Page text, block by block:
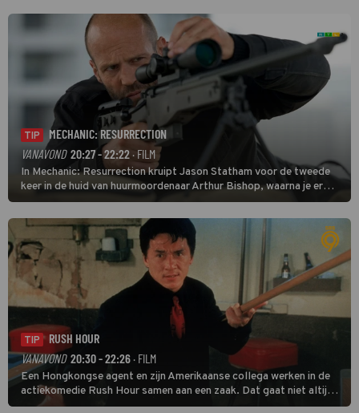
TIP
MECHANIC: RESURRECTION
VANAVOND 20:27 - 22:22· FILM
In Mechanic: Resurrection kruipt Jason Statham voor de tweede
keer in de huid van huurmoordenaar Arthur Bishop, waarna je er
donder op kunt zeggen dat er van Bishops geplande pensioen niet
veel terechtkomt.
TIP
RUSH HOUR
VANAVOND 20:30 - 22:26 · FILM
Een Hongkongse agent en zijn Amerikaanse collega werken in de
actiekomedie Rush Hour samen aan een zaak. Dat gaat niet altijd
van een leien dakje.